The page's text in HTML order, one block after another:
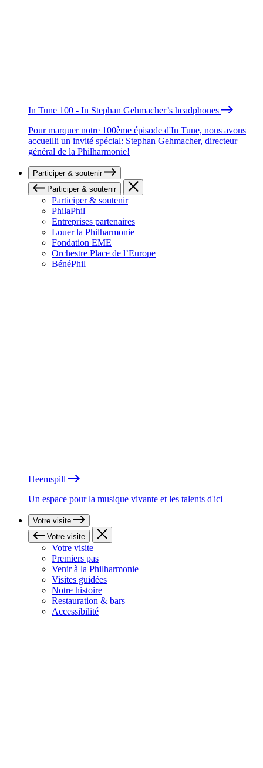
In Tune 100 - In Stephan Gehmacher’s headphones
Pour marquer notre 100ème épisode d'In Tune, nous avons
accueilli un invité spécial: Stephan Gehmacher, directeur
général de la Philharmonie!
Participer & soutenir
Participer & soutenir
Participer & soutenir
PhilaPhil
Entreprises partenaires
Louer la Philharmonie
Fondation EME
Orchestre Place de l’Europe
BénéPhil
Heemspill
Un espace pour la musique vivante et les talents d'ici
Votre visite
Votre visite
Votre visite
Premiers pas
Venir à la Philharmonie
Visites guidées
Notre histoire
Restauration & bars
Accessibilité